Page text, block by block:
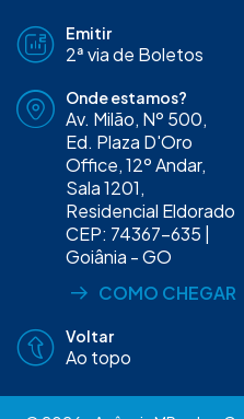
Emitir
2ª via de Boletos
Onde estamos?
Av. Milão, Nº 500,
Ed. Plaza D'Oro
Office, 12º Andar,
Sala 1201,
Residencial Eldorado
CEP: 74367-635 |
Goiânia - GO
COMO CHEGAR
Voltar
Ao topo